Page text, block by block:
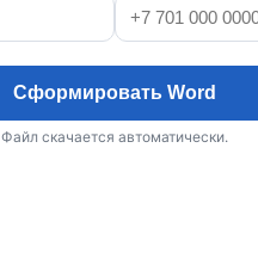
Сформировать Word
Файл скачается автоматически.